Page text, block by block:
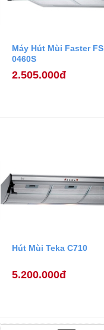
Máy Hút Mùi Faster FS
0460S
2.505.000đ
Hút Mùi Teka C710
5.200.000đ